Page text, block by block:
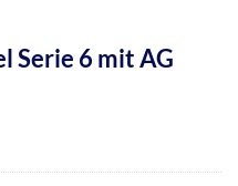
Serie 6 mit AG